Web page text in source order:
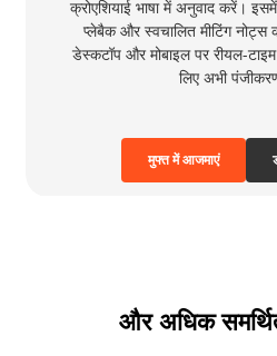
क्रोएशियाई भाषा में अनुवाद करें।
प्लेबैक और स्वचालित मीटिंग नोट्स
डेस्कटॉप और मोबाइल पर रीयल-
लिए अभी
मुफ्त में आजमाएं
और अधिक